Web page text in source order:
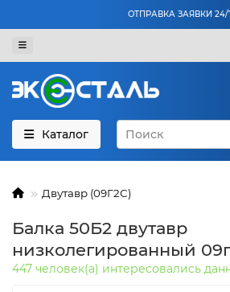
ОТПРАВКА ЗАЯВКИ 24/
Каталог
Двутавр (09Г2С)
Балка 50Б2 двутавр
низколегированный
447 человек(а) интересовались